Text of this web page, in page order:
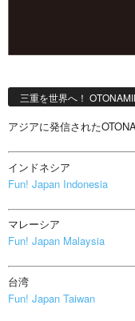
三重を世界へ！
アジアに発信された
インドネシア
Fun! Japan Indonesia
マレーシア
Fun! Japan Malaysia
台湾
Fun! Japan Taiwan